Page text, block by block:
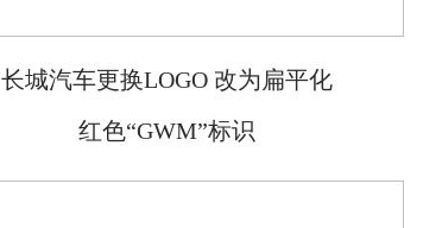
长城汽车更换LOGO 改为扁平化
红色“GWM”标识